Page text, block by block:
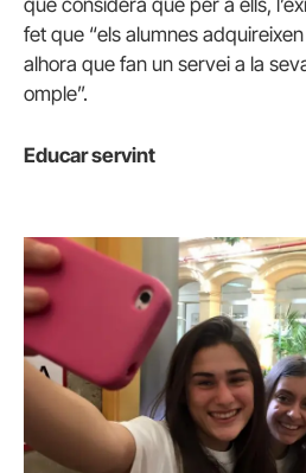
que considera que per a ells,
fet que “els alumnes
alhora que fan un servei a la
omple”.
Educar servint